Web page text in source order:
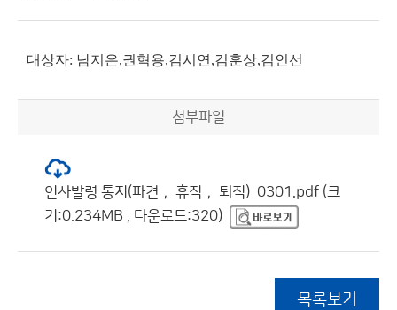
대상자: 남지은,권혁용,김시연,김훈상,김인선
첨부파일
인사발령 통지(파견， 휴직， 퇴직)_0301.pdf (크
기:0.234MB , 다운로드:320)
목록보기